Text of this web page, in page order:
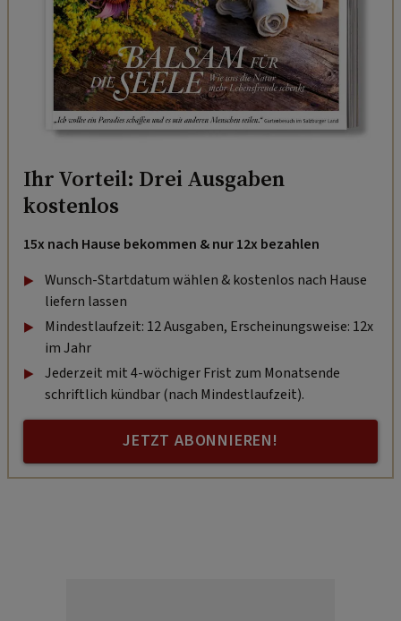
Ihr Vorteil: Drei Ausgaben
kostenlos
15x nach Hause bekommen & nur 12x bezahlen
Wunsch-Startdatum wählen & kostenlos nach Hause
liefern lassen
Mindestlaufzeit: 12 Ausgaben, Erscheinungsweise: 12x
im Jahr
Jederzeit mit 4-wöchiger Frist zum Monatsende
schriftlich kündbar (nach Mindestlaufzeit).
JETZT ABONNIEREN!